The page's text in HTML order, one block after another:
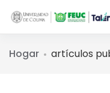
Hogar artículos